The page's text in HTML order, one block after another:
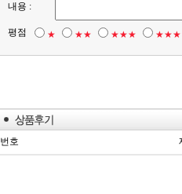
내용 :
평점 ★ ★★ ★★★
번호